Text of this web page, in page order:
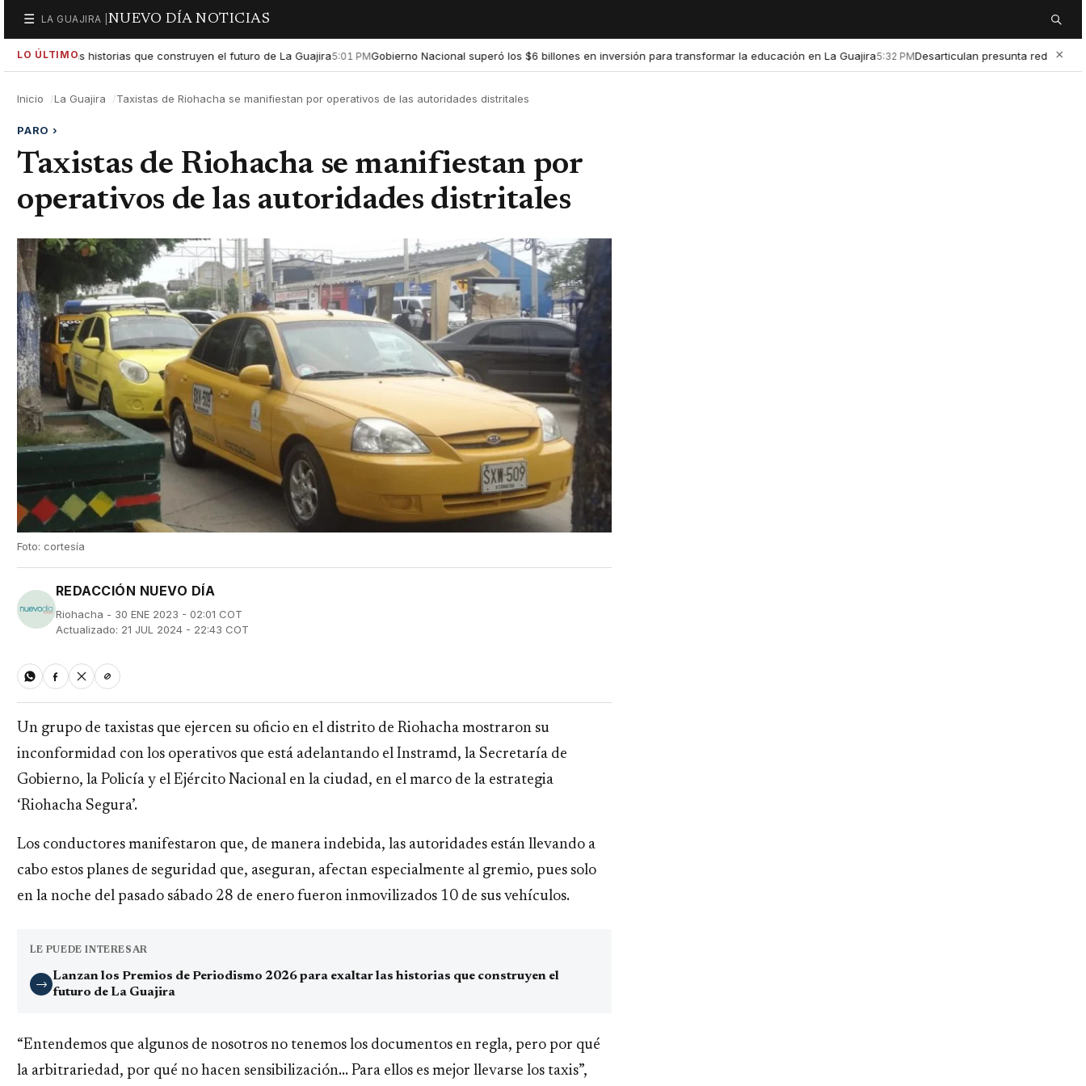
☰
Secciones
LA GUAJIRA | NUEVO DÍA NOTICIAS Buscar
LO ÚLTIMO
las historias que construyen el futuro de La Guajira5:01 PMGobierno Nacional superó los $6 billones en inversión para transformar la educación en La Guajira5:32 PMDesarticulan presunta red de ×
Inicio La Guajira Taxistas de Riohacha se manifiestan por operativos de las autoridades distritales
PARO ›
Taxistas de Riohacha se manifiestan por
operativos de las autoridades distritales
Foto: cortesía
REDACCIÓN NUEVO DÍA
Riohacha - 30 ENE 2023 - 02:01 COT
Actualizado: 21 JUL 2024 - 22:43 COT
Un grupo de taxistas que ejercen su oficio en el distrito de Riohacha mostraron su
inconformidad con los operativos que está adelantando el Instramd, la Secretaría de
Gobierno, la Policía y el Ejército Nacional en la ciudad, en el marco de la estrategia
‘Riohacha Segura’.
Los conductores manifestaron que, de manera indebida, las autoridades están llevando a
cabo estos planes de seguridad que, aseguran, afectan especialmente al gremio, pues solo
en la noche del pasado sábado 28 de enero fueron inmovilizados 10 de sus vehículos.
LE PUEDE INTERESAR
→
Lanzan los Premios de Periodismo 2026 para exaltar las historias que construyen el
futuro de La Guajira
“Entendemos que algunos de nosotros no tenemos los documentos en regla, pero por qué
la arbitrariedad, por qué no hacen sensibilización… Para ellos es mejor llevarse los taxis”,